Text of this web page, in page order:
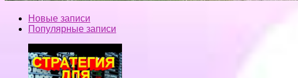
Новые записи
Популярные записи